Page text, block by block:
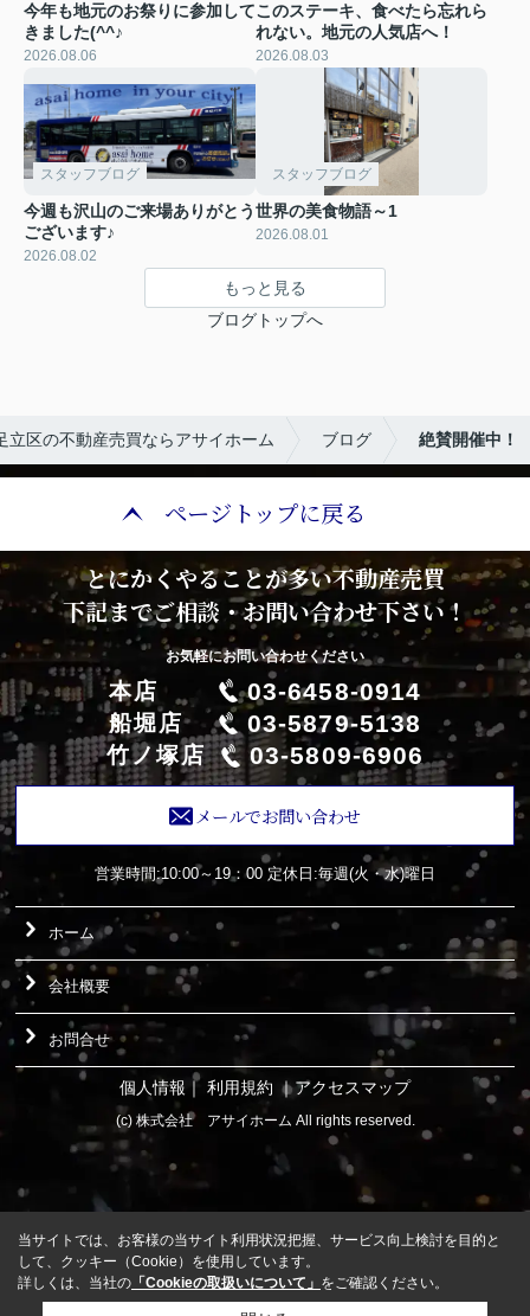
今年も地元のお祭りに参加して
きました(^^♪
2026.08.06
このステーキ、食べたら忘れら
れない。地元の人気店へ！
2026.08.03
スタッフブログ
今週も沢山のご来場ありがとう
ございます♪
2026.08.02
スタッフブログ
世界の美食物語～1
2026.08.01
もっと見る
ブログトップへ
立区の不動産売買ならアサイホーム ブログ 絶賛開催中！
ページトップに戻る
とにかくやることが多い不動産売買
下記までご相談・お問い合わせ下さい！
お気軽にお問い合わせください
本店 03-6458-0914
船堀店 03-5879-5138
竹ノ塚店 03-5809-6906
メールでお問い合わせ
営業時間:10:00～19：00 定休日:毎週(火・水)曜日
ホーム
会社概要
お問合せ
個人情報 ｜ 利用規約 ｜アクセスマップ
(c) 株式会社 アサイホーム All rights reserved.
当サイトでは、お客様の当サイト利用状況把握、サービス向上検討を目的と
して、クッキー（Cookie）を使用しています。
詳しくは、当社の 「Cookieの取扱いについて」 をご確認ください。